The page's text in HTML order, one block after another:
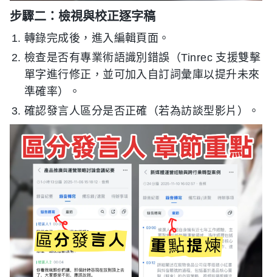
步驟二：檢視與校正逐字稿
轉錄完成後，進入編輯頁面。
檢查是否有專業術語識別錯誤（Tinrec 支援雙擊
單字進行修正，並可加入自訂詞彙庫以提升未來
準確率）。
確認發言人區分是否正確（若為訪談型影片）。